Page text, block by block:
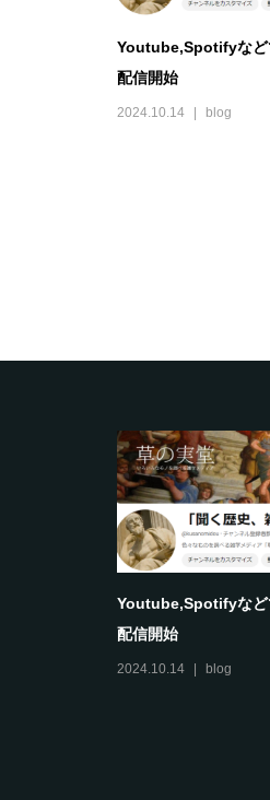
Youtube,Spotifyなど
配信開始
2024.10.14 blog
Youtube,Spotifyなど
配信開始
2024.10.14 blog